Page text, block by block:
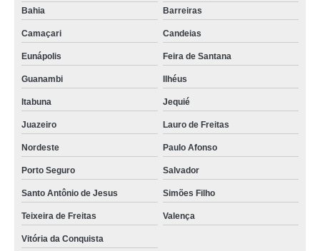
Bahia
Barreiras
Camaçari Candeias
Eunápolis Feira de Santana
Guanambi Ilhéus
Itabuna Jequié
Juazeiro Lauro de Freitas
Nordeste Paulo Afonso
Porto Seguro Salvador
Santo Antônio de Jesus Simões Filho
Teixeira de Freitas Valença
Vitória da Conquista